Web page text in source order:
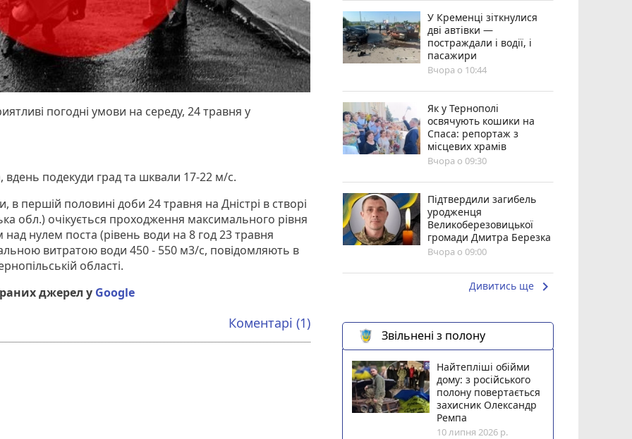
погодні умови на середу, 24 травня у
вдень подекуди град та шквали 17-22 м/с.
в першiй половинi доби 24 травня на Днiстрi в створі
обл.) очiкується проходження максимального рівня
нулем поста (рiвень води на 8 год 23 травня
витратою води 450 - 550 м3/с, повідомляють в
області.
джерел у Google
Коментарі (1)
У Кременці зіткнулися
дві автівки —
постраждали і водії, і
пасажири
Вчора о 10:44
Як у Тернополі
освячують кошики на
Спаса: репортаж з
місцевих храмів
Вчора о 09:30
Підтвердили загибель
уродженця
Великоберезовицької
громади Дмитра Березка
Вчора о 09:00
Дивитись ще keyboard_arrow_right
Звільнені з полону
Найтепліші обійми
дому: з російського
полону повертається
захисник Олександр
Ремпа
10 липня 2026 р.